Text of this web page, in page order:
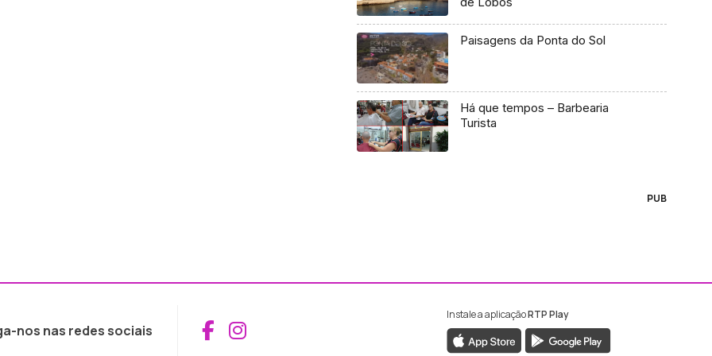
Paisagens da Ponta do Sol
Há que tempos – Barbearia
Turista
PUB
nos nas redes sociais Aceder ao Facebook da RTP Madeira
Aceder ao Instagram da RTP Madeira
Instale a aplicaçãoRTP Play